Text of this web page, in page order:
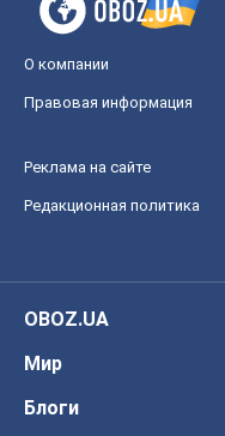
О компании
Правовая информация
Реклама на сайте
Редакционная политика
OBOZ.UA
Мир
Блоги